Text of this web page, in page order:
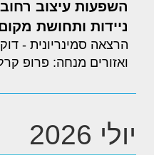
השפעות עיצוב
ניידות ותחושת
הרצאה סמינריונית -
ואזורים מנחה: פרופ
יולי 2026